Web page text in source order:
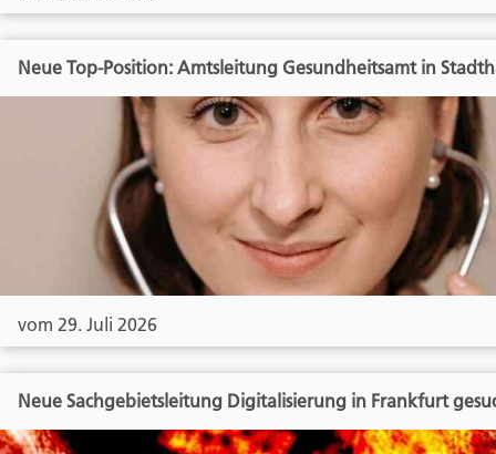
Neue Top-Position: Amtsleitung Gesundheitsamt in
vom 29. Juli 2026
Neue Sachgebietsleitung Digitalisierung in Frankfurt